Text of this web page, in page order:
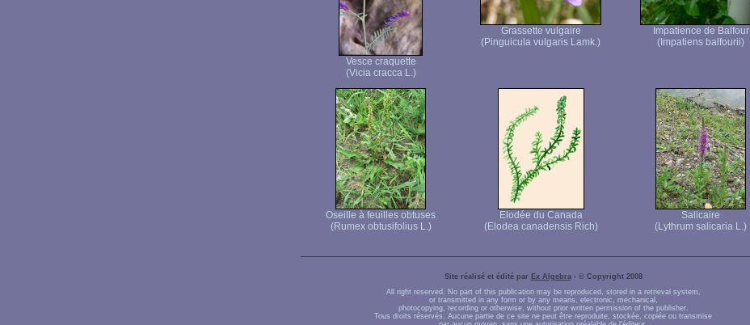
Vesce craquette
(Vicia cracca L.)
Grassette vulgaire
(Pinguicula vulgaris Lamk.)
Impatience de Balfour
(Impatiens balfourii)
Oseille à feuilles obtuses
(Rumex obtusifolius L.)
Elodée du Canada
(Elodea canadensis Rich)
Salicaire
(Lythrum salicaria L.)
Site réalisé et édité par Ex Algebra- © Copyright 2008
All right reserved. No part of this publication may be reproduced, stored in a retrieval system,
or transmitted in any form or by any means, electronic, mechanical,
photocopying, recording or otherwise, without prior written permission of the publisher.
Tous droits réservés. Aucune partie de ce site ne peut être reproduite, stockée, copiée ou transmise